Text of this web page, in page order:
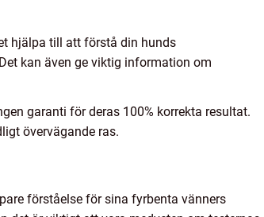
hjälpa till att förstå din hunds
kan även ge viktig information om
garanti för deras 100% korrekta resultat.
övervägande ras.
förståelse för sina fyrbenta vänners